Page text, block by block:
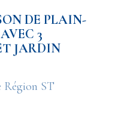
DE PLAIN-
3
JARDIN
Région ST